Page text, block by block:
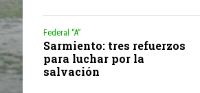
Federal “A”
Sarmiento: tres refuerzos
para luchar por la
salvación